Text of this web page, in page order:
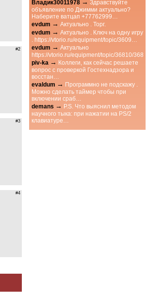
#2
#3
#4
Владик30011978 → Здравствуйте
объявление по Джимми актуально?
Наберите ватцап +77762999…
evdum → Актуально . Торг.
evdum → Актуально . Ключ на одну игру
. https://vtorio.ru/equipment/topic/3609…
evdum → Актуально
https://vtorio.ru/equipment/topic/36810/
piv-ka → Коллеги, как сейчас решаете
вопрос с проверкой Гостехнадзора и
восстан…
evaldum → Программно не подскажу .
Можно сделать таймер чтобы при
включении сраб…
demans → P.S. Что выяснил методом
научного тыка: при нажатии на PS/2
клавиатуре…